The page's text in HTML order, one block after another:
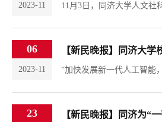
2023-11
06
2023-11
23